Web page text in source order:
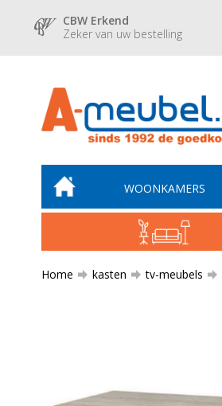
CBW Erkend
Zeker van uw bestelling
WOONKAMERS
Home kasten tv-meubels